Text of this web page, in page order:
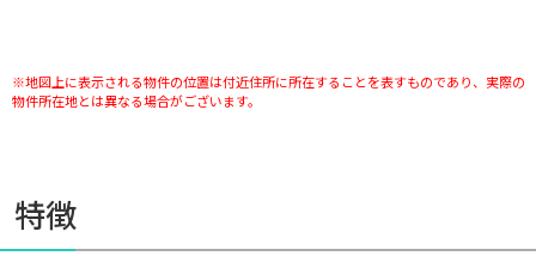
※地図上に表示される物件の位置は付近住所に所在することを表すものであり、実際の
物件所在地とは異なる場合がございます。
特徴